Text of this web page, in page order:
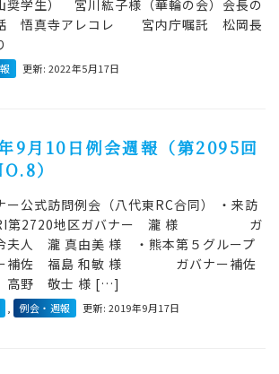
奨学生） 宮川紘子様（華輪の会）会長の
悟真寺アレコレ 宮内庁嘱託 松岡長
更新: 2022年5月17日
9月10日例会週報（第2095回
）
ー公式訪問例会（八代東RC合同） ・来訪
第2720地区ガバナー 瀧 様 ガ
夫人 瀧 真由美 様 ・熊本第５グループ
ー補佐 福島 和敏 様 ガバナー補佐
野 敬士 様 […]
例会・週報 更新: 2019年9月17日